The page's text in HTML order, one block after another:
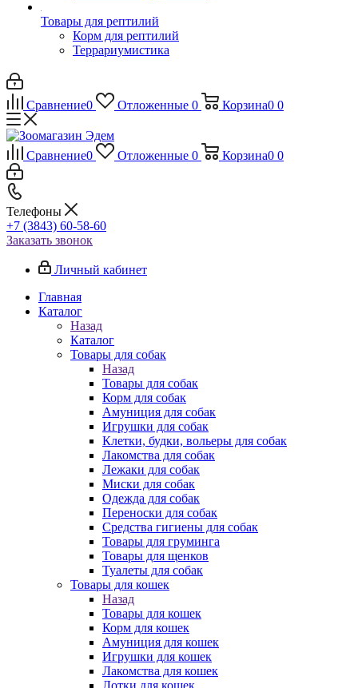
Товары для рептилий
Корм для рептилий
Террариумистика
Сравнение0 Отложенные 0 Корзина0 0
Сравнение0 Отложенные 0 Корзина0 0
Телефоны
+7 (3843) 60-58-60
Заказать звонок
Личный кабинет
Главная
Каталог
Назад
Каталог
Товары для собак
Назад
Товары для собак
Корм для собак
Амуниция для собак
Игрушки для собак
Клетки, будки, вольеры для собак
Лакомства для собак
Лежаки для собак
Миски для собак
Одежда для собак
Переноски для собак
Средства гигиены для собак
Товары для груминга
Товары для щенков
Туалеты для собак
Товары для кошек
Назад
Товары для кошек
Корм для кошек
Амуниция для кошек
Игрушки для кошек
Лакомства для кошек
Лотки для кошек